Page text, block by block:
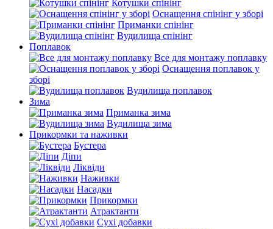
Котушки спінінг
Оснащення спінінг у зборі
Приманки спінінг
Вудилища спінінг
Поплавок
Все для монтажу поплавку
Оснащення поплавок у
зборі
Вудилища поплавок
Зима
Приманка зима
Вудилища зима
Прикормки та наживки
Бустера
Діпи
Ліквіди
Наживки
Насадки
Прикормки
Атрактанти
Сухі добавки